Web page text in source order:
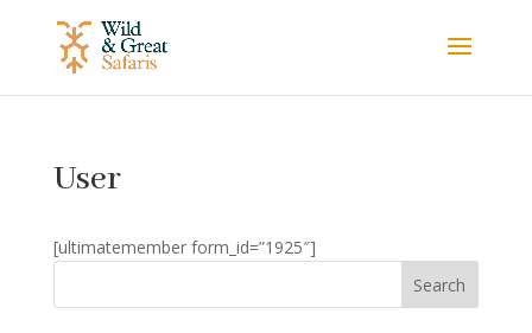
User
[ultimatemember form_id=”1925″]
Search